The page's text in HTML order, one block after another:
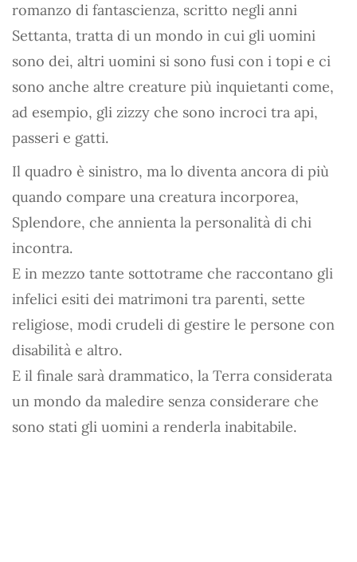
romanzo di fantascienza, scritto negli anni
Settanta, tratta di un mondo in cui gli uomini
sono dei, altri uomini si sono fusi con i topi e ci
sono anche altre creature più inquietanti come,
ad esempio, gli zizzy che sono incroci tra api,
passeri e gatti.
Il quadro è sinistro, ma lo diventa ancora di più
quando compare una creatura incorporea,
Splendore, che annienta la personalità di chi
incontra.
E in mezzo tante sottotrame che raccontano gli
infelici esiti dei matrimoni tra parenti, sette
religiose, modi crudeli di gestire le persone con
disabilità e altro.
E il finale sarà drammatico, la Terra considerata
un mondo da maledire senza considerare che
sono stati gli uomini a renderla inabitabile.